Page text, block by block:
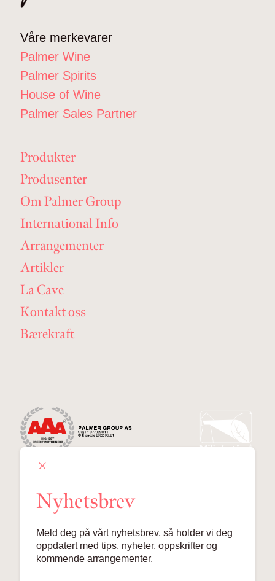
Våre merkevarer
Palmer Wine
Palmer Spirits
House of Wine
Palmer Sales Partner
Produkter
Produsenter
Om Palmer Group
International Info
Arrangementer
Artikler
La Cave
Kontakt oss
Bærekraft
Lille Grensen 7, 0159 Oslo
Nyhetsbrev
Meld deg på vårt nyhetsbrev, så holder vi deg
oppdatert med tips, nyheter, oppskrifter og
kommende arrangementer.